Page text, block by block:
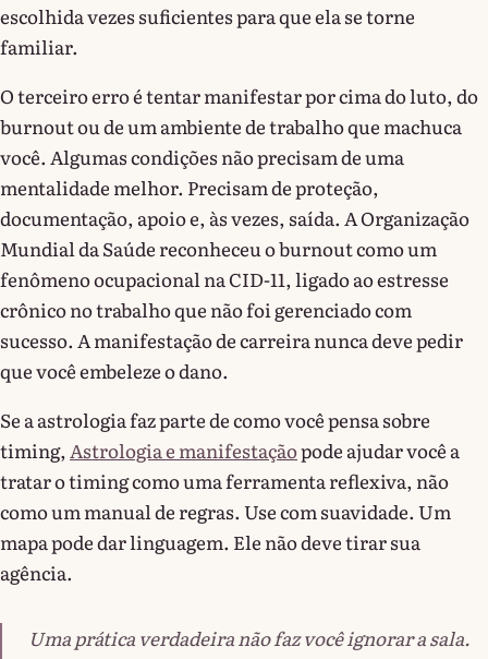
escolhida vezes suficientes para que ela se torne
familiar.
O terceiro erro é tentar manifestar por cima do luto, do
burnout ou de um ambiente de trabalho que machuca
você. Algumas condições não precisam de uma
mentalidade melhor. Precisam de proteção,
documentação, apoio e, às vezes, saída. A Organização
Mundial da Saúde reconheceu o burnout como um
fenômeno ocupacional na CID-11, ligado ao estresse
crônico no trabalho que não foi gerenciado com
sucesso. A manifestação de carreira nunca deve pedir
que você embeleze o dano.
Se a astrologia faz parte de como você pensa sobre
timing, Astrologia e manifestaçãopode ajudar você a
tratar o timing como uma ferramenta reflexiva, não
como um manual de regras. Use com suavidade. Um
mapa pode dar linguagem. Ele não deve tirar sua
agência.
Uma prática verdadeira não faz você ignorar a sala.